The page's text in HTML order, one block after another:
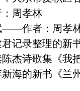
周孝林
——作者：周孝
记录整理的新
杰诗歌集《我
海的新书《兰